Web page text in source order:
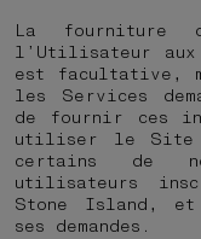
La fourniture
l’Utilisateur
est facultative,
les Services
de fournir ces
utiliser le Site
certains de
utilisateurs
Stone Island,
ses demandes.